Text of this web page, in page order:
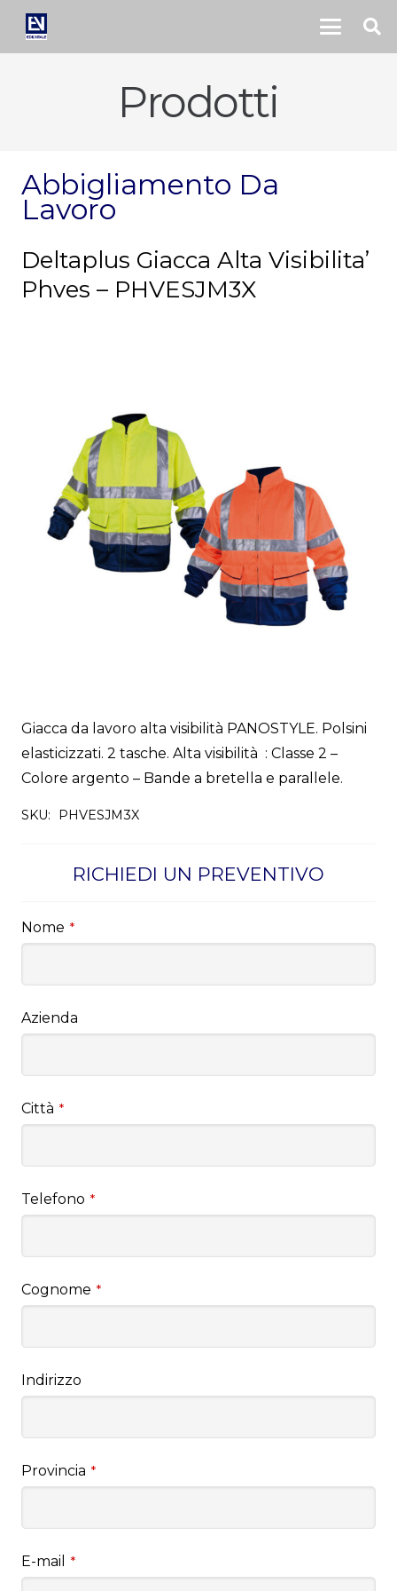
Prodotti
Abbigliamento Da
Lavoro
Deltaplus Giacca Alta Visibilita’
Phves – PHVESJM3X
Giacca da lavoro alta visibilità PANOSTYLE. Polsini
elasticizzati. 2 tasche. Alta visibilità : Classe 2 –
Colore argento – Bande a bretella e parallele.
SKU: PHVESJM3X
RICHIEDI UN PREVENTIVO
Nome *
Azienda
Città *
Telefono *
Cognome *
Indirizzo
Provincia *
E-mail *